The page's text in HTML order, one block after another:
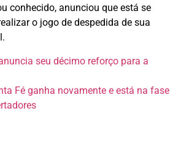
conhecido, anunciou que está se
o jogo de despedida de sua
seu décimo reforço para a
Fé ganha novamente e está na fase